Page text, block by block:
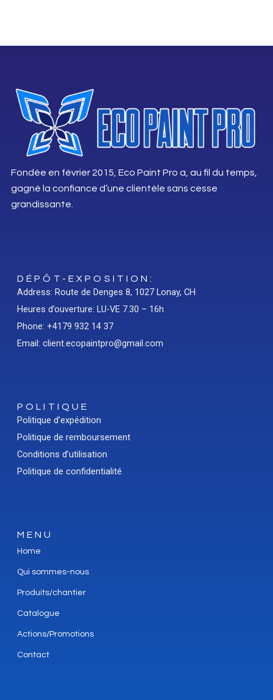
Fondée en février 2015, Eco Paint Pro a, au fil du temps,
gagné la confiance d’une clientèle sans cesse
grandissante.
DÉPÔT-EXPOSITION:
Address: Route de Denges 8, 1027 Lonay, CH
Heures d’ouverture: LU-VE 7.30 – 16h
Phone: +4179 932 14 37
Email: client.ecopaintpro@gmail.com
POLITIQUE
Politique d’expédition
Politique de remboursement
Conditions d’utilisation
Politique de confidentialité
MENU
Home
Qui sommes-nous
Produits/chantier
Catalogue
Actions/Promotions
Contact